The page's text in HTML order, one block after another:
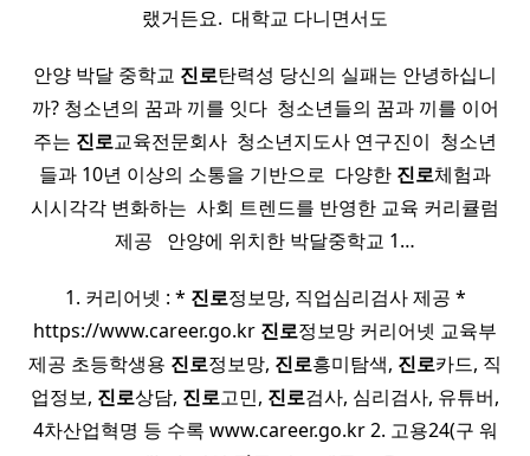
랬거든요. ​ 대학교 다니면서도
안양 박달 중학교 진로탄력성 당신의 실패는 안녕하십니
까? 청소년의 꿈과 끼를 잇다 ​ 청소년들의 꿈과 끼를 이어
주는 진로교육전문회사 ​ 청소년지도사 연구진이 ​ 청소년
들과 10년 이상의 소통을 기반으로 ​ 다양한 진로체험과
시시각각 변화하는 ​ 사회 트렌드를 반영한 교육 커리큘럼
제공 ​ ​ 안양에 위치한 박달중학교 1…
1. 커리어넷 : * 진로정보망, 직업심리검사 제공 *
https://www.career.go.kr 진로정보망 커리어넷 교육부
제공 초등학생용 진로정보망, 진로흥미탐색, 진로카드, 직
업정보, 진로상담, 진로고민, 진로검사, 심리검사, 유튜버,
4차산업혁명 등 수록 www.career.go.kr 2. 고용24(구 워